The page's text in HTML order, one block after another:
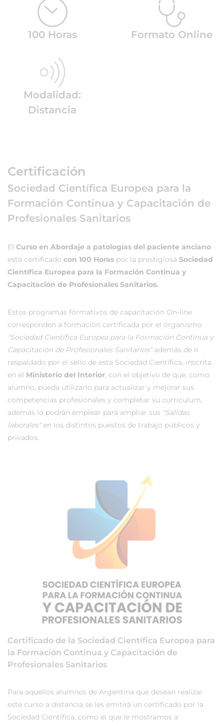
100 Horas Formato Online
Modalidad:
Distancia
Certificación
Sociedad Científica Europea para la
Formación Continua y Capacitación de
Profesionales Sanitarios
El Curso en Abordaje a patologías del paciente anciano
está certificado con 100 Horas por la prestigiosa Sociedad
Científica Europea para la Formación Continua y
Capacitación de Profesionales Sanitarios.
Estos programas formativos de capacitación On-line
corresponden a formación certificada por el organismo
"Sociedad Científica Europea para la Formación Continua y
Capacitación de Profesionales Sanitarios"además de ir
respaldado por el sello de esta Sociedad Científica, inscrita
en el Ministerio del Interior, con el objetivo de que, como
alumno, pueda utilizarlo para actualizar y mejorar sus
competencias profesionales y completar su curriculum,
además lo podrán emplear para ampliar sus "Salidas
laborales"en los distintos puestos de trabajo públicos y
privados.
Certificado de la Sociedad Científica Europea para
la Formación Continua y Capacitación de
Profesionales Sanitarios
Para aquellos alumnos de Argentina que desean realizar
este curso a distancia se les emitirá un certificado por la
Sociedad Científica, como el que le mostramos a